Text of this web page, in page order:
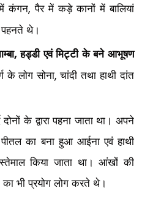
कंगन,पैर में कड़े कानों में बालियां
थे।
,हड्डी एवं मिट्टी के बने आभूषण
के लोग सोना,चांदी तथा हाथी दांत
के द्वारा पहना जाता था। अपने
का बना हुआ आईना एवं हाथी
किया जाता था। आंखों की
का भी प्रयोग लोग करते थे।